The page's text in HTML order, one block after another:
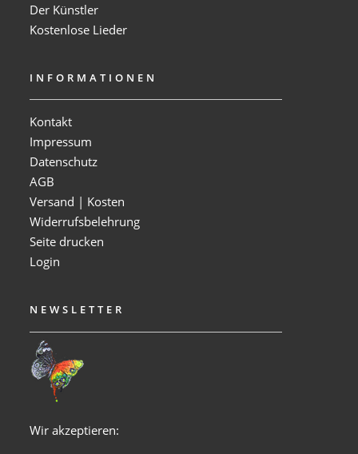
Der Künstler
Kostenlose Lieder
INFORMATIONEN
Kontakt
Impressum
Datenschutz
AGB
Versand | Kosten
Widerrufsbelehrung
Seite drucken
Login
NEWSLETTER
Wir akzeptieren: